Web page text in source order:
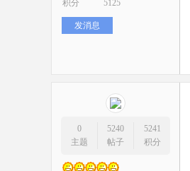
积分 5125
发消息
0
主题
5240
帖子
5241
积分